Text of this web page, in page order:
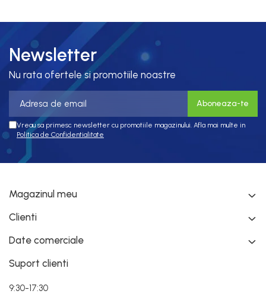
Newsletter
Nu rata ofertele si promotiile noastre
Vreau sa primesc newsletter cu promotiile magazinului. Afla mai multe in
Politica de Confidentialitate
Magazinul meu
Clienti
Date comerciale
Suport clienti
9:30-17:30